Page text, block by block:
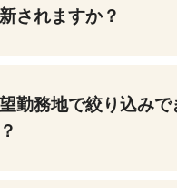
されますか？
勤務地で絞り込みで